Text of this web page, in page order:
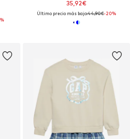
35,92€
Último precio más bajo:44,90€-20%